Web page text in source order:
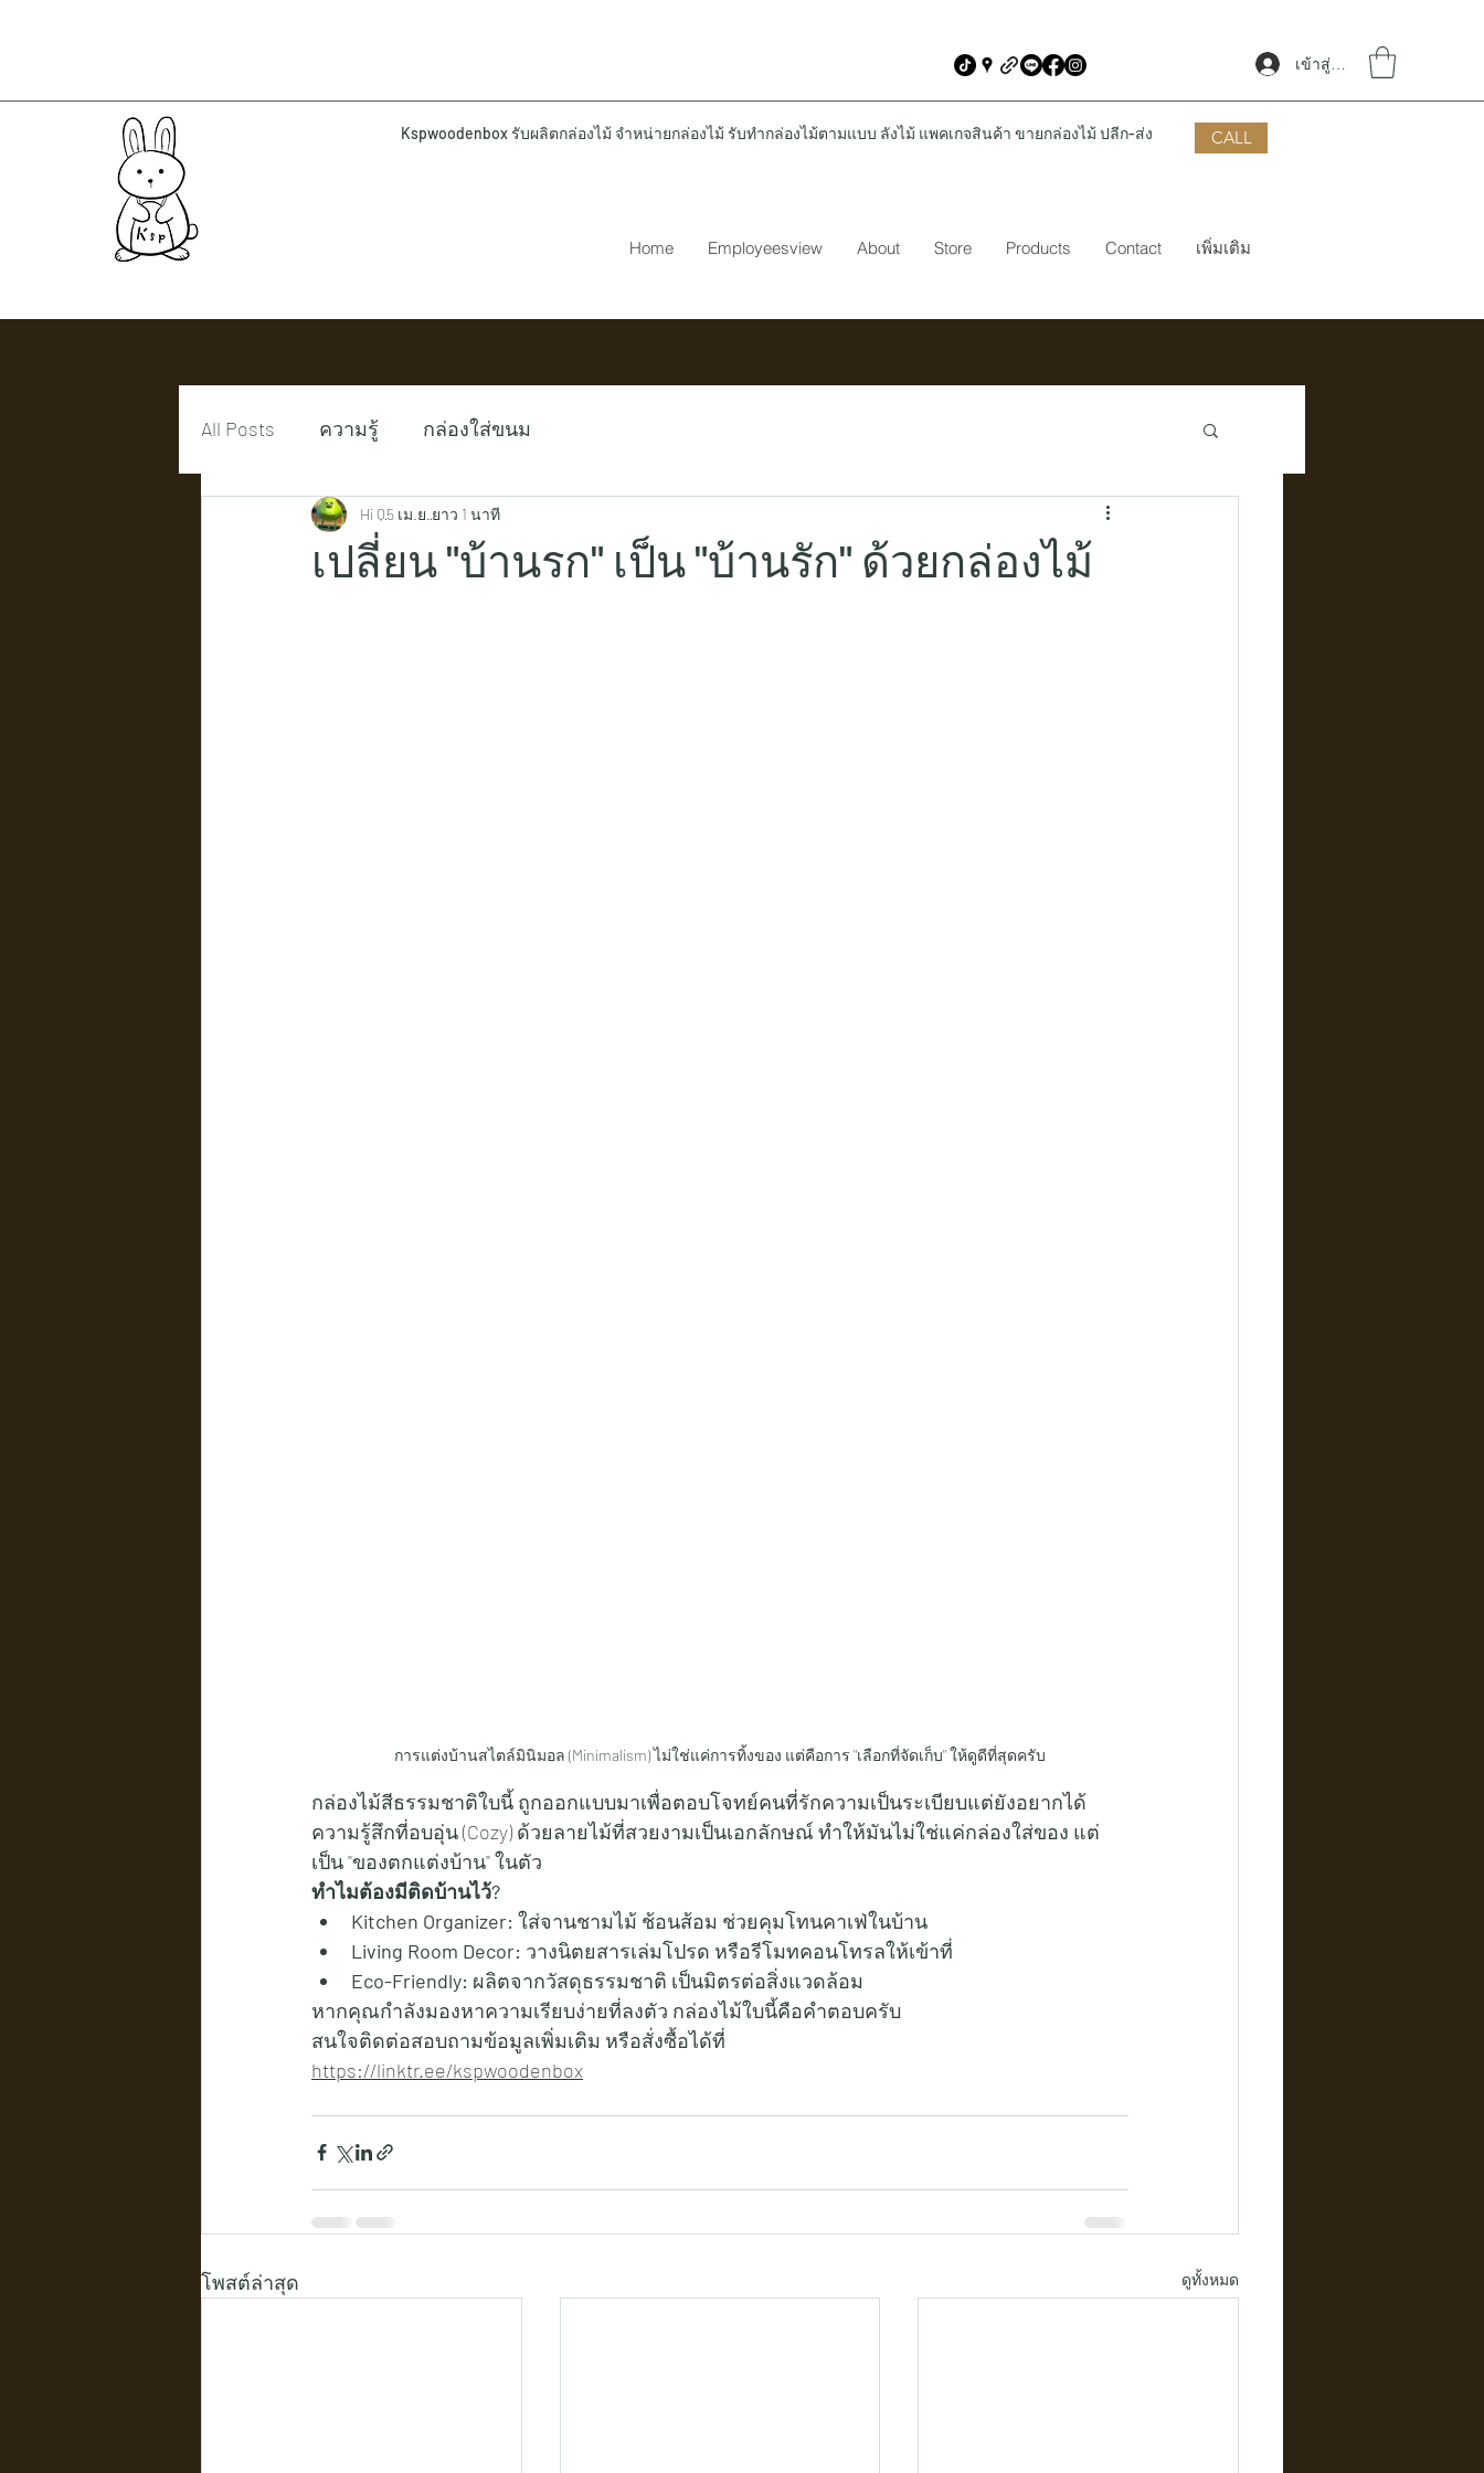
เข้าสู่ระบบ
Kspwoodenbox รับผลิตกล่องไม้ จำหน่ายกล่องไม้ รับทำกล่องไม้ตามแบบ ลังไม้ แพคเกจสินค้า ขายกล่องไม้ ปลีก-ส่ง CALL
Home Employeesview About Store Products Contact เพิ่มเติม
All Posts ความรู้ กล่องใส่ขนม
เปลี่ยน "บ้านรก" เป็น "บ้านรัก" ด้วยกล่องไม้
Hi Q5 เม.ย. ยาว 1 นาที
การแต่งบ้านสไตล์มินิมอล (Minimalism) ไม่ใช่แค่การทิ้งของ แต่คือการ "เลือกที่จัดเก็บ" ให้ดูดีที่สุดครับ
กล่องไม้สีธรรมชาติใบนี้ ถูกออกแบบมาเพื่อตอบโจทย์คนที่รักความเป็นระเบียบแต่ยังอยากได้
ความรู้สึกที่อบอุ่น (Cozy) ด้วยลายไม้ที่สวยงามเป็นเอกลักษณ์ ทำให้มันไม่ใช่แค่กล่องใส่ของ แต่
เป็น "ของตกแต่งบ้าน" ในตัว
ทำไมต้องมีติดบ้านไว้?
Kitchen Organizer: ใส่จานชามไม้ ช้อนส้อม ช่วยคุมโทนคาเฟ่ในบ้าน
Living Room Decor: วางนิตยสารเล่มโปรด หรือรีโมทคอนโทรลให้เข้าที่
Eco-Friendly: ผลิตจากวัสดุธรรมชาติ เป็นมิตรต่อสิ่งแวดล้อม
หากคุณกำลังมองหาความเรียบง่ายที่ลงตัว กล่องไม้ใบนี้คือคำตอบครับ
สนใจติดต่อสอบถามข้อมูลเพิ่มเติม หรือสั่งซื้อได้ที่
https://linktr.ee/kspwoodenbox
โพสต์ล่าสุด ดูทั้งหมด